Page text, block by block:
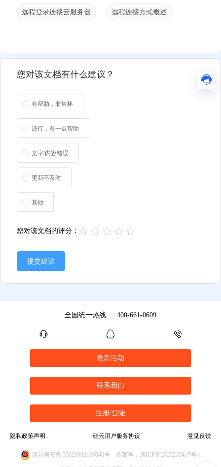
远程登录连接云服务器 远程连接方式概述
您对该文档有什么建议？
有帮助，非常棒
还行，有一点帮助
文字/内容错误
更新不及时
其他
您对该文档的评分：
提交建议
全国统一热线 400-661-0609
最新活动
联系我们
注册/登陆
隐私政策声明 硅云用户服务协议 意见反馈
浙公网安备 33020902169046号 备案号：浙ICP备2025215417号-1